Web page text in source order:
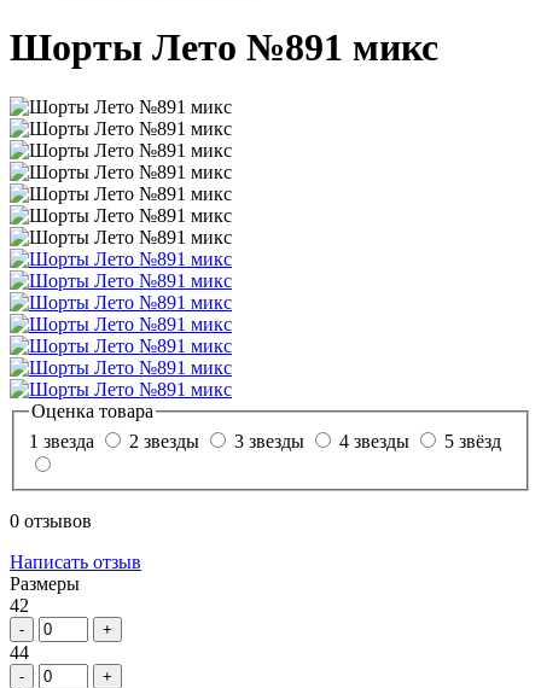
Шорты Лето №891 микс
Оценка товара
1 звезда
2 звезды 3 звезды 4 звезды 5 звёзд
0 отзывов
Написать отзыв
Размеры
42
- +
44
- +